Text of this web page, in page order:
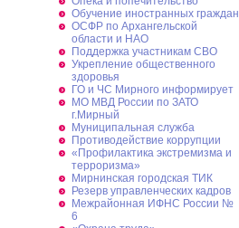
Обучение иностранных граждан
ОСФР по Архангельской
области и НАО
Поддержка участникам СВО
Укрепление общественного
здоровья
ГО и ЧС Мирного информирует
МО МВД России по ЗАТО
г.Мирный
Муниципальная cлужба
Противодействие коррупции
«Профилактика экстремизма и
терроризма»
Мирнинская городская ТИК
Резерв управленческих кадров
Межрайонная ИФНС России №
6